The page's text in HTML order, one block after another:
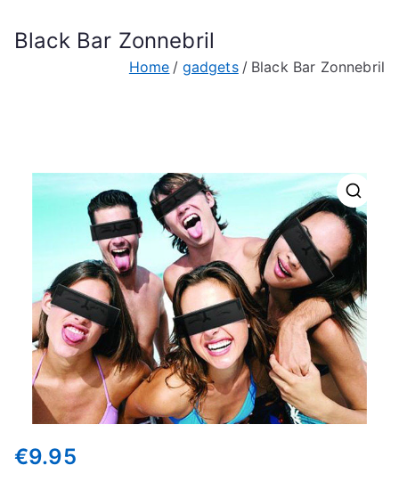
Black Bar Zonnebril
Home gadgets Black Bar Zonnebril
🔍
€9.95